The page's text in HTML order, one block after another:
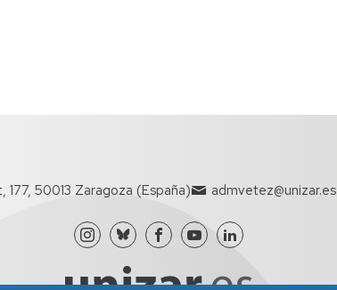
177, 50013 Zaragoza (España) admvetez@unizar.es